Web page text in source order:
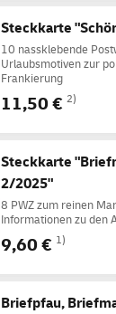
Steckkarte
10 nassklebende
Urlaubsmotiven zur
Frankierung
11,50 € 2)
Steckkarte
2/2025"
8 PWZ zum reinen
Informationen zu den
9,60 € 1)
Briefpfau,